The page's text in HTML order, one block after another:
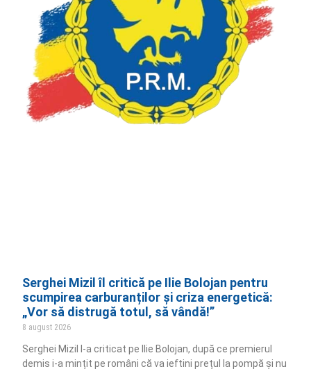
Serghei Mizil îl critică pe Ilie Bolojan pentru
scumpirea carburanților și criza energetică:
„Vor să distrugă totul, să vândă!”
8 august 2026
Serghei Mizil l-a criticat pe Ilie Bolojan, după ce premierul
demis i-a mințit pe români că va ieftini prețul la pompă și nu